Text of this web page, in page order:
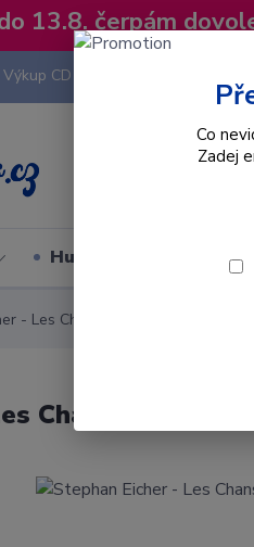
13.8. čerpám
Výkup CD
Hudební styly
- Les Chansons Bleues - CD
Chansons Bleues
Co
Zadej